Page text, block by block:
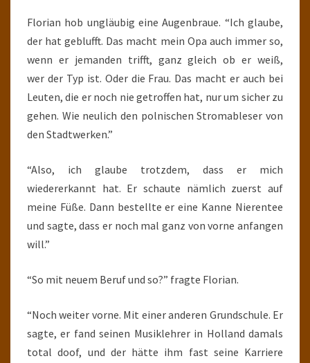
Florian hob ungläubig eine Augenbraue. “Ich glaube,
der hat geblufft. Das macht mein Opa auch immer so,
wenn er jemanden trifft, ganz gleich ob er weiß,
wer der Typ ist. Oder die Frau. Das macht er auch bei
Leuten, die er noch nie getroffen hat, nur um sicher zu
gehen. Wie neulich den polnischen Stromableser von
den Stadtwerken.”
“Also, ich glaube trotzdem, dass er mich
wiedererkannt hat. Er schaute nämlich zuerst auf
meine Füße. Dann bestellte er eine Kanne Nierentee
und sagte, dass er noch mal ganz von vorne anfangen
will.”
“So mit neuem Beruf und so?” fragte Florian.
“Noch weiter vorne. Mit einer anderen Grundschule. Er
sagte, er fand seinen Musiklehrer in Holland damals
total doof, und der hätte ihm fast seine Karriere